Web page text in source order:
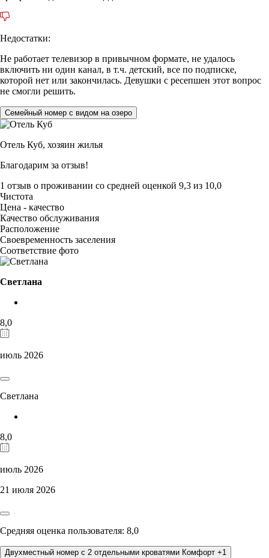
Недостатки:
Не работает телевизор в привычном формате, не удалось
включить ни один канал, в т.ч. детский, все по подписке,
которой нет или закончилась. Девушки с ресепшен этот вопрос
не смогли решить.
Семейный номер с видом на озеро
Отель Куб, хозяин жилья
Благодарим за отзыв!
1 отзыв о проживании со средней оценкой 9,3 из 10,0
Чистота
Цена - качество
Качество обслуживания
Расположение
Своевременность заселения
Соответствие фото
Светлана
8,0
июль 2026
Светлана
8,0
июль 2026
21 июля 2026
Средняя оценка пользователя: 8,0
Двухместный номер с 2 отдельными кроватями Комфорт +1